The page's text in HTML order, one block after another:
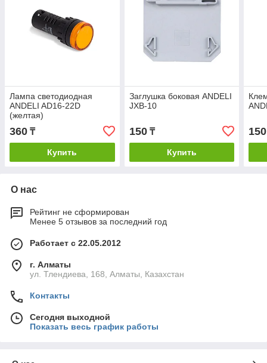
Лампа светодиодная
ANDELI AD16-22D
(желтая)
360 ₸
Купить
Заглушка боковая ANDELI
JXB-10
150₸
Купить
150
О нас
Рейтинг не сформирован
Менее 5 отзывов за последний год
Работает с 22.05.2012
г. Алматы
ул. Тлендиева, 168, Алматы, Казахстан
Контакты
Сегодня выходной
Показать весь график работы